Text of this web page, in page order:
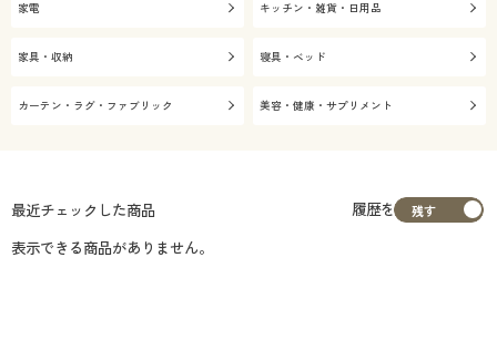
家電 キッチン・雑貨・日用品
家具・収納 寝具・ベッド
カーテン・ラグ・ファブリック 美容・健康・サプリメント
最近チェックした商品
履歴を
表示できる商品がありません。